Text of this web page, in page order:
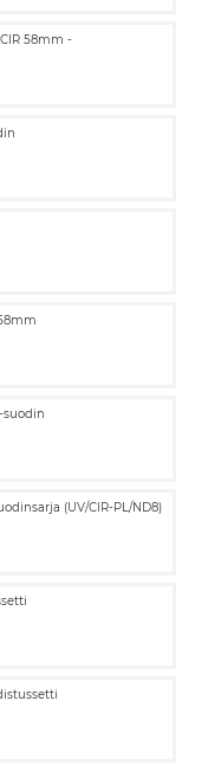
58mm -
suodin
(UV/CIR-PL/ND8)